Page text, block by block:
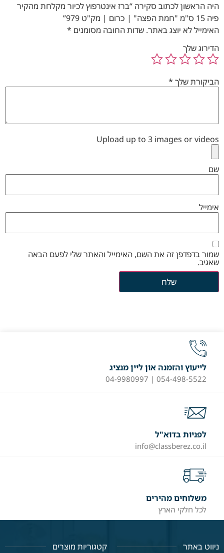
היה הראשון לכתוב סקירה “ברז אינטרפוץ לכיור מקלחת מהקיר
פיה 15 ס"מ "חמת הפצה" | כרום | מק"ט 979”
האימייל לא יוצג באתר. שדות החובה מסומנים *
הדירוג שלך
הביקורת שלך *
Upload up to 3 images or videos
שם
אימייל
שמור בדפדפן זה את השם, האימייל והאתר שלי לפעם הבאה
שאגיב.
לייעוץ והזמנה און ליין מנציג
054-498-5522 | 04-9980997
לפניות בדוא"ל
info@classberez.co.il
משלוחים מהירים
לכל חלקי הארץ
ניווט באתר קטגוריות מוצרים